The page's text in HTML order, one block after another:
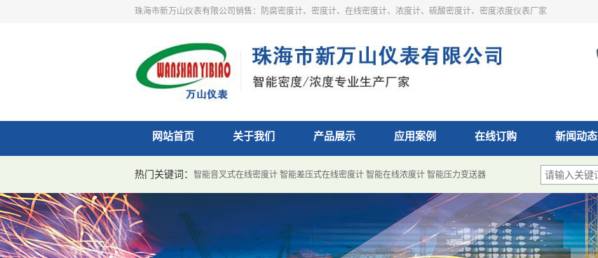
珠海市新万山仪表有限公司销售：防腐密度计、密度计、在线密度计、浓度计、硫酸密度计、密度浓度仪表厂家
网站首页 关于我们 产品展示 应用案例 在线订购 新闻动态
热门关键词： 智能音叉式在线密度计 智能差压式在线密度计 智能在线浓度计 智能压力变送器